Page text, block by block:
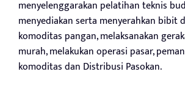
menyelenggarakan pelatihan teknis
menyediakan serta menyerahkan bibit
komoditas pangan, melaksanakan
murah, melakukan operasi pasar,
komoditas dan Distribusi Pasokan.